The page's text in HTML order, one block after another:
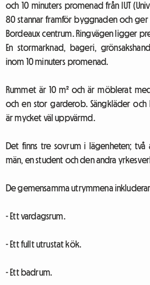
och 10 minuters promenad från IUT
80 stannar framför byggnaden och ger
Bordeaux centrum. Ringvägen ligger
En stormarknad, bageri,
inom 10 minuters promenad.
Rummet är 10 m² och är möblerat
och en stor garderob. Sängkläder och
är mycket väl uppvärmd.
Det finns tre sovrum i lägenheten;
män, en student och den andra
De gemensamma utrymmena
- Ett vardagsrum.
- Ett fullt utrustat kök.
- Ett badrum.